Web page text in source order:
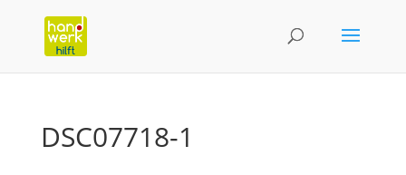
DSC07718-1